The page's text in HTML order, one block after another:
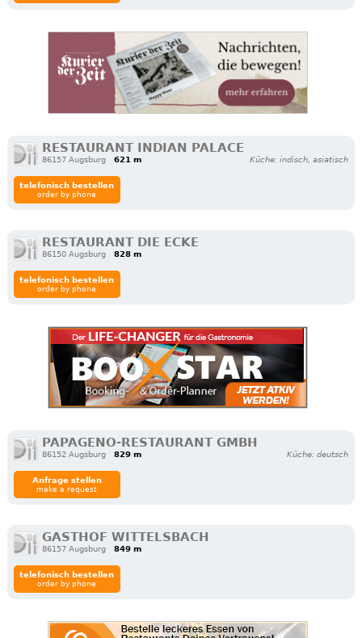
RESTAURANT INDIAN PALACE
86157 Augsburg 621 m Küche: indisch, asiatisch
telefonisch bestellen
order by phone
RESTAURANT DIE ECKE
86150 Augsburg 828 m
telefonisch bestellen
order by phone
PAPAGENO-RESTAURANT GMBH
86152 Augsburg 829 m Küche: deutsch
Anfrage stellen
make a request
GASTHOF WITTELSBACH
86157 Augsburg 849 m
telefonisch bestellen
order by phone